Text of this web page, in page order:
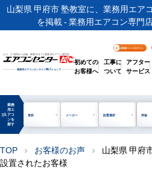
山梨県 甲府市 塾教室に、業務用エア
を掲載 - 業務用エアコン専門
ビル・工場用から店舗・事務所まで | 業務用エアコン専門店
業務用エアコンオンラインNo.1ショップ
お客様ページログイン
初めての
お客様へ
工事に
ついて
アフター
サービス
manage_search
業務
用エ
アコ
ンを
探す
形状 メーカー 設置場所 用途
TOP chevron_right お客様のお声 chevron_right
山梨県 甲府
設置されたお客様